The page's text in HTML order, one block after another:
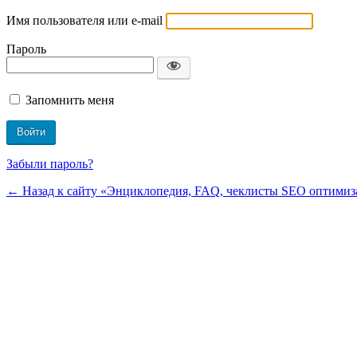
Имя пользователя или e-mail
Пароль
Запомнить меня
Забыли пароль?
← Назад к сайту «Энциклопедия, FAQ, чеклисты SEO